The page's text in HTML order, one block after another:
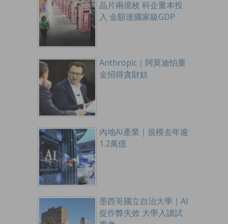
晶片兩億枚 科企重本投
入 金額達國家級GDP
Anthropic｜阿莫迪怕重
金招得貪財奴
內地AI產業｜規模去年逾
1.2萬億
墨西哥國立自治大學｜AI
捉作弊失效 大學入讀試